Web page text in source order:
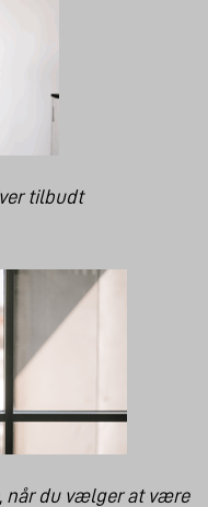
tilbudt
når du vælger at være